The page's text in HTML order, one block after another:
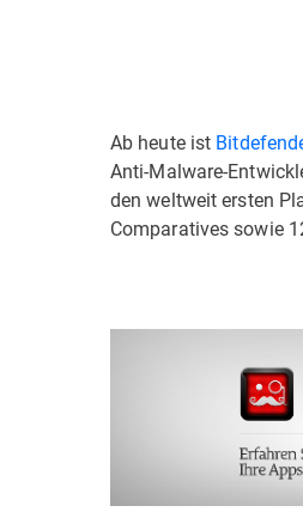
Ab heute ist
Anti-Malware-
den weltweit ersten
Comparatives sowie